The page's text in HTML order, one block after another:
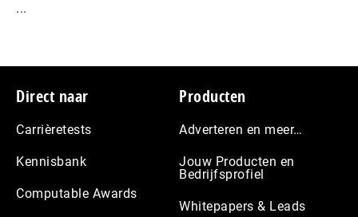
...
Footer
Direct naar
Carrièretests
Kennisbank
Computable Awards
Producten
Adverteren en meer…
Jouw Producten en
Bedrijfsprofiel
Whitepapers & Leads